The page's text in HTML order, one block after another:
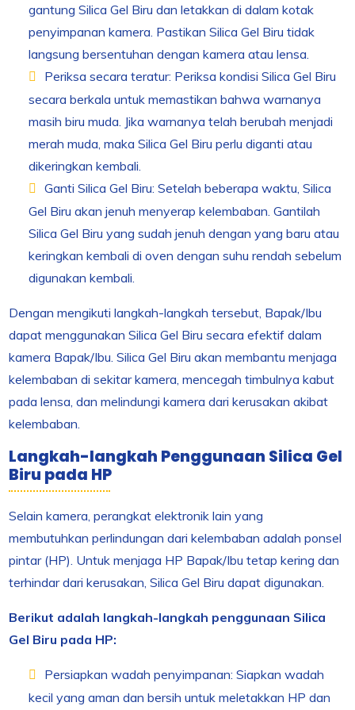
gantung Silica Gel Biru dan letakkan di dalam kotak
penyimpanan kamera. Pastikan Silica Gel Biru tidak
langsung bersentuhan dengan kamera atau lensa.
Periksa secara teratur: Periksa kondisi Silica Gel Biru
secara berkala untuk memastikan bahwa warnanya
masih biru muda. Jika warnanya telah berubah menjadi
merah muda, maka Silica Gel Biru perlu diganti atau
dikeringkan kembali.
Ganti Silica Gel Biru: Setelah beberapa waktu, Silica
Gel Biru akan jenuh menyerap kelembaban. Gantilah
Silica Gel Biru yang sudah jenuh dengan yang baru atau
keringkan kembali di oven dengan suhu rendah sebelum
digunakan kembali.
Dengan mengikuti langkah-langkah tersebut, Bapak/Ibu
dapat menggunakan Silica Gel Biru secara efektif dalam
kamera Bapak/Ibu. Silica Gel Biru akan membantu menjaga
kelembaban di sekitar kamera, mencegah timbulnya kabut
pada lensa, dan melindungi kamera dari kerusakan akibat
kelembaban.
Langkah-langkah Penggunaan Silica Gel
Biru pada HP
Selain kamera, perangkat elektronik lain yang
membutuhkan perlindungan dari kelembaban adalah ponsel
pintar (HP). Untuk menjaga HP Bapak/Ibu tetap kering dan
terhindar dari kerusakan, Silica Gel Biru dapat digunakan.
Berikut adalah langkah-langkah penggunaan Silica
Gel Biru pada HP:
Persiapkan wadah penyimpanan: Siapkan wadah
kecil yang aman dan bersih untuk meletakkan HP dan